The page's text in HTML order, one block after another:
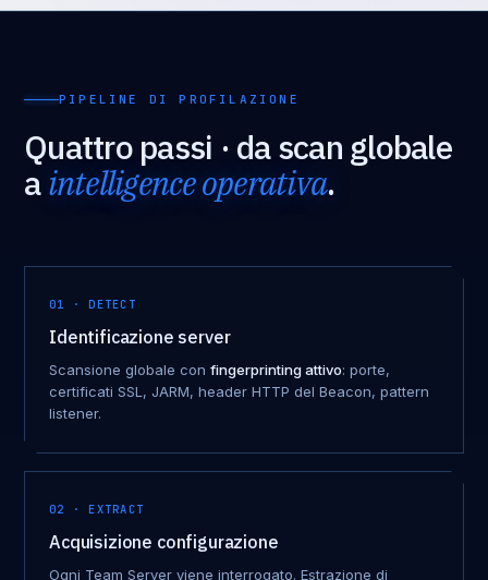
PIPELINE DI PROFILAZIONE
Quattro passi · da scan globale
aintelligence operativa.
01 · DETECT
Identificazione server
Scansione globale con fingerprinting attivo: porte,
certificati SSL, JARM, header HTTP del Beacon, pattern
listener.
02 · EXTRACT
Acquisizione configurazione
Ogni Team Server viene interrogato. Estrazione di